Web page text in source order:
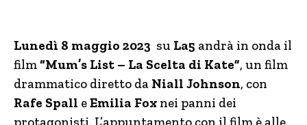
Lunedì 8 maggio 2023 su La5 andrà in onda il
film“Mum’s List – La Scelta di Kate”, un film
drammatico diretto da Niall Johnson, con
Rafe Spall eEmilia Fox nei panni dei